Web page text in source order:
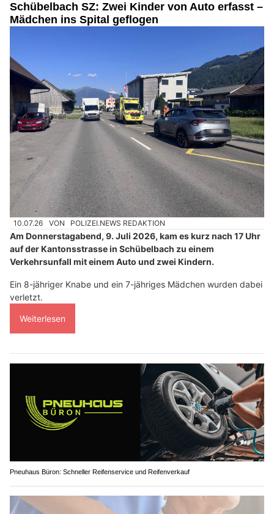
Schübelbach SZ: Zwei Kinder von Auto erfasst –
Mädchen ins Spital geflogen
10.07.26 VON POLIZEI.NEWS REDAKTION
Am Donnerstagabend, 9. Juli 2026, kam es kurz nach 17 Uhr
auf der Kantonsstrasse in Schübelbach zu einem
Verkehrsunfall mit einem Auto und zwei Kindern.
Ein 8-jähriger Knabe und ein 7-jähriges Mädchen wurden dabei
verletzt.
Weiterlesen
Pneuhaus Büron: Schneller Reifenservice und Reifenverkauf